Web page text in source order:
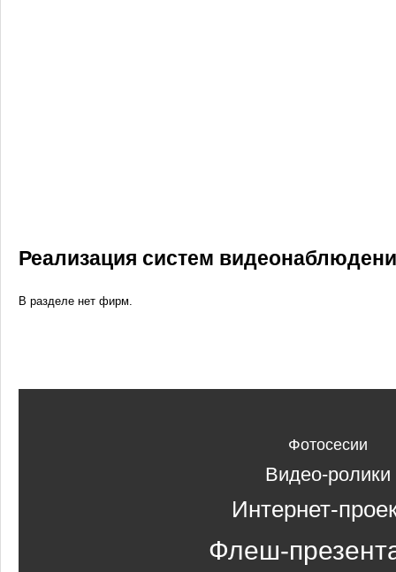
Реализация систем
В разделе нет фирм.
Фотосесии
Видео-ролики
Интернет-
Флеш-